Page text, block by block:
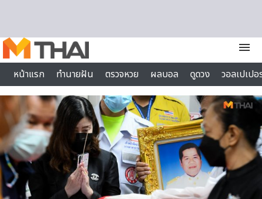
menu
หน้าแรก
ทำนายฝัน ตรวจหวย ผลบอล ดูดวง
วอลเปเป
ไลฟ์สไตล์